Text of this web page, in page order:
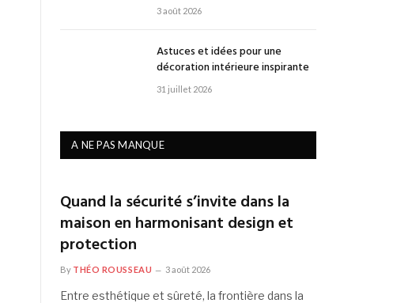
3 août 2026
Astuces et idées pour une
décoration intérieure inspirante
31 juillet 2026
A NE PAS MANQUE
Quand la sécurité s’invite dans la
maison en harmonisant design et
protection
By THÉO ROUSSEAU 3 août 2026
Entre esthétique et sûreté, la frontière dans la